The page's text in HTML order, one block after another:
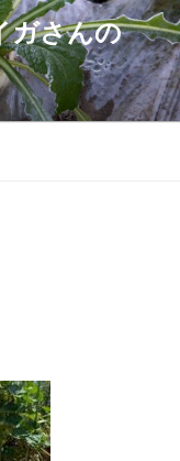
ガさんの